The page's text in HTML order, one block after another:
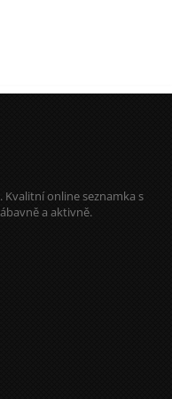
online seznamka s
a aktivně.